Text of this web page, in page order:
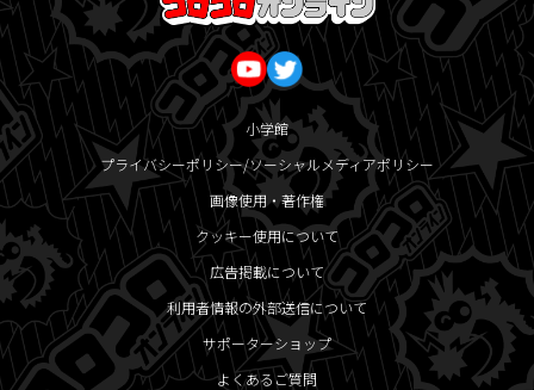
小学館
プライバシーポリシー/ソーシャルメディアポリシー
画像使用・著作権
クッキー使用について
広告掲載について
利用者情報の外部送信について
サポーターショップ
よくあるご質問